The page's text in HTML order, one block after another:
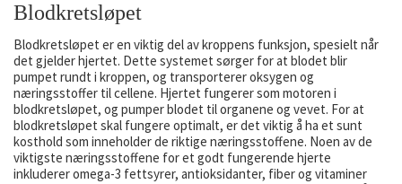
Blodkretsløpet
Blodkretsløpet er en viktig del av kroppens funksjon, spesielt når
det gjelder hjertet. Dette systemet sørger for at blodet blir
pumpet rundt i kroppen, og transporterer oksygen og
næringsstoffer til cellene. Hjertet fungerer som motoren i
blodkretsløpet, og pumper blodet til organene og vevet. For at
blodkretsløpet skal fungere optimalt, er det viktig å ha et sunt
kosthold som inneholder de riktige næringsstoffene. Noen av de
viktigste næringsstoffene for et godt fungerende hjerte
inkluderer omega-3 fettsyrer, antioksidanter, fiber og vitaminer